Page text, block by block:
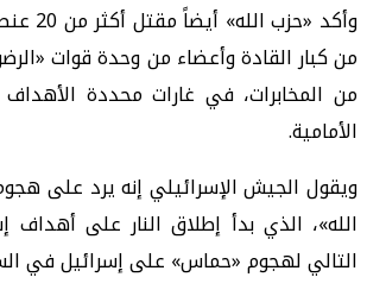
وأكد
من كبار القادة وأعضاء من وحدة قوات
من المخابرات، في غارات محددة
الأمامية.
ويقول الجيش الإسرائيلي إنه يرد على
الله»، الذي بدأ إطلاق النار على أهداف
التالي لهجوم «حماس» على إسرائيل في